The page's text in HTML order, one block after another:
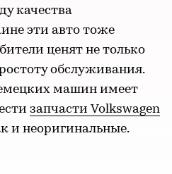
качества
эти авто тоже
ценят не только
обслуживания.
машин имеет
запчасти Volkswagen
и неоригинальные.